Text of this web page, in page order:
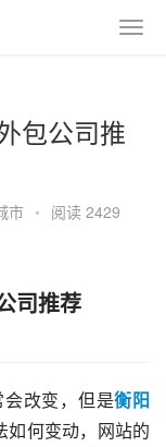
包公司推
市 • 阅读 2429
司推荐
改变，但是衡阳
如何变动，网站的